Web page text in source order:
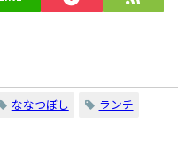
ななつぼし
ランチ